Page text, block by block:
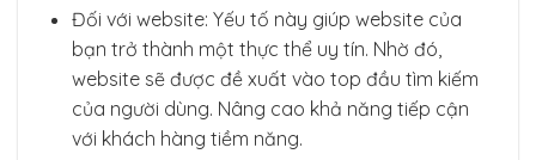
Đối với website: Yếu tố này giúp website của
bạn trở thành một thực thể uy tín. Nhờ đó,
website sẽ được đề xuất vào top đầu tìm kiếm
của người dùng. Nâng cao khả năng tiếp cận
với khách hàng tiềm năng.